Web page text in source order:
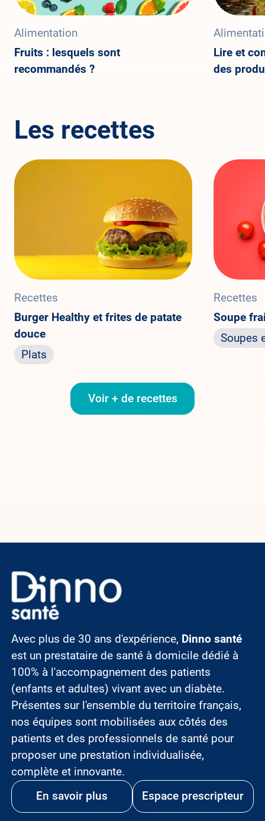
Alimentation
Fruits : lesquels sont
recommandés ?
Lire et
des
Les recettes
Recettes
Burger Healthy et frites de patate
douce
Plats
Recettes
Soupe
Soupes
Voir + de recettes
Image
Avec plus de 30 ans d'expérience, Dinno santé
est un prestataire de santé à domicile dédié à
100% à l'accompagnement des patients
(enfants et adultes) vivant avec un diabète.
Présentes sur l'ensemble du territoire français,
nos équipes sont mobilisées aux côtés des
patients et des professionnels de santé pour
proposer une prestation individualisée,
complète et innovante.
En savoir plus
Espace prescripteur